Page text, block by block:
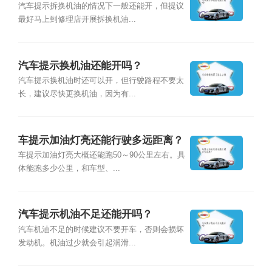
汽车提示拆换机油的情况下一般还能开，但提议
最好马上到修理店开展拆换机油...
汽车提示换机油还能开吗？
汽车提示换机油时还可以开，但行驶路程不要太
长，建议尽快更换机油，因为有...
车提示加油灯亮还能行驶多远距离？
车提示加油灯亮大概还能跑50～90公里左右。具
体能跑多少公里，和车型、...
汽车提示机油不足还能开吗？
汽车机油不足的时候建议不要开车，否则会损坏
发动机。机油过少就会引起润滑...